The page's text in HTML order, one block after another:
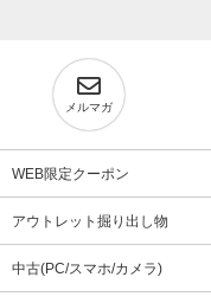
メルマガ
WEB限定クーポン
アウトレット掘り出し物
中古(PC/スマホ/カメラ)